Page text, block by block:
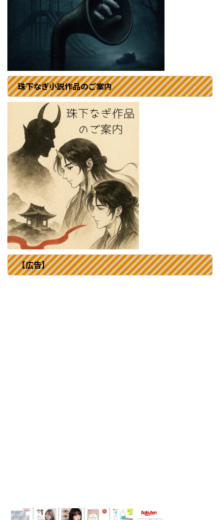
珠下なぎ小説作品のご案内
【広告】